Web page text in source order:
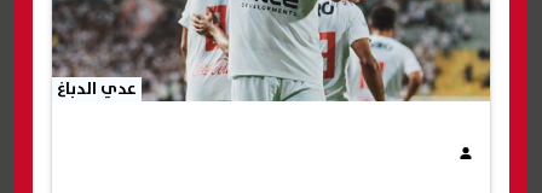
عدي الدباغ